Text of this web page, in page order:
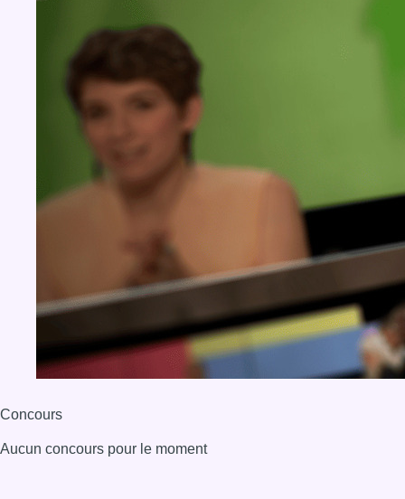
Concours
Aucun concours pour le moment